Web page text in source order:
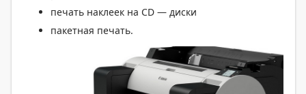
печать наклеек на СD — диски
пакетная печать.